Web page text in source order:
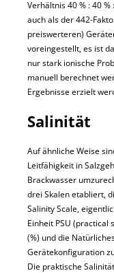
Verhältnis 40 % : 40
auch als der 442-
preiswerteren)
voreingestellt, es ist
nur stark ionische
manuell berechnet
Ergebnisse erzielt
Salinität
Auf ähnliche Weise
Leitfähigkeit in
Brackwasser
drei Skalen etabliert,
Salinity Scale,
Einheit PSU (practical
(%) und die
Gerätekonfiguration
Die praktische